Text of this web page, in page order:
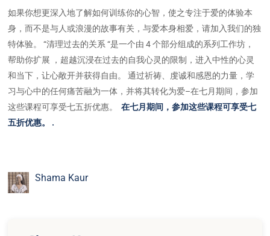
如果你想更深入地了解如何训练你的心智，使之专注于爱的体验本
身，而不是与人或浪漫的故事有关，与爱本身相爱，请加入我们的独
特体验。 “清理过去的关系 “是一个由 4 个部分组成的系列工作坊，
帮助你扩展 ，超越沉浸在过去的自我心灵的限制，进入中性的心灵
和当下，让心敞开并获得自由。 通过祈祷、虔诚和感恩的力量，学
习与心中的任何痛苦融为一体，并将其转化为爱–在七月期间，参加
这些课程可享受七五折优惠。
在七月期间，参加这些课程可享受七
五折优惠。
.
Shama Kaur